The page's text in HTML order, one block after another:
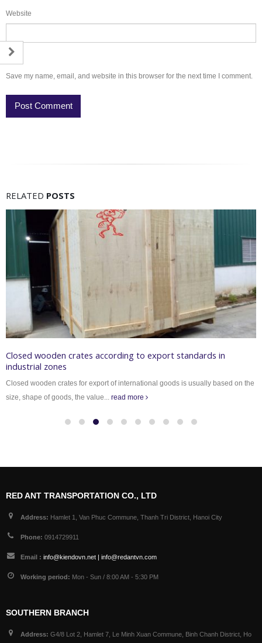
Website
Save my name, email, and website in this browser for the next time I comment.
RELATED POSTS
Closed wooden crates according to export standards in
industrial zones
Closed wooden crates for export of international goods is usually based on the
size, shape of goods, the value... read more
RED ANT TRANSPORTATION CO., LTD
Address: Hamlet 1, Van Phuc Commune, Thanh Tri District, Hanoi City
Phone: 0914729911
Email : info@kiendovn.net | info@redantvn.com
Working period: Mon - Sun / 8:00 AM - 5:30 PM
SOUTHERN BRANCH
Address: G4/8 Lot 2, Hamlet 7, Le Minh Xuan Commune, Binh Chanh District, Ho